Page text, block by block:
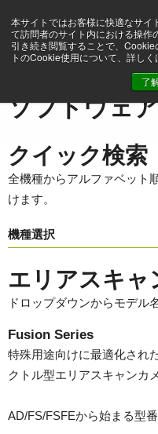
本サイトではお客様に快適なサイ
て訪問者のサイト内における操作
引き続き閲覧することで、
トのCookie使用について、詳しく
了
ソフ
ソフトウェ
クイック検索
全機種からアルファベット
けます。
機種選択
エリアスキャ
ドロップダウンからモデル
Fusion Series
特殊用途向けに最適化され
クトル型エリアスキャンカ
AD/FS/FSFEから始まる型番